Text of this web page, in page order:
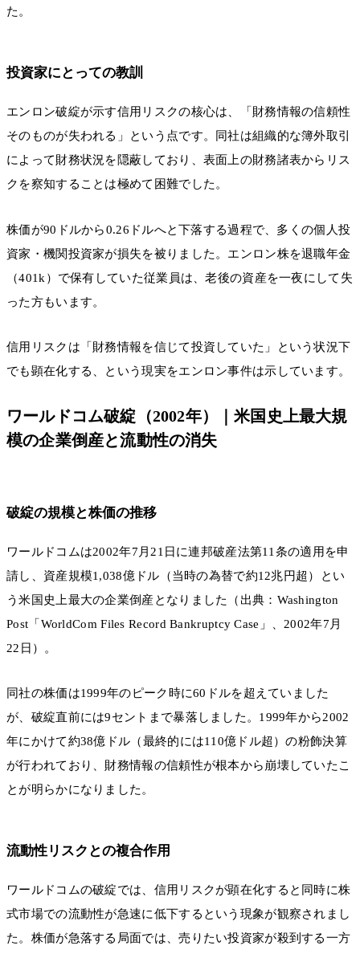
た。
投資家にとっての教訓
エンロン破綻が示す信用リスクの核心は、「財務情報の信頼性
そのものが失われる」という点です。同社は組織的な簿外取引
によって財務状況を隠蔽しており、表面上の財務諸表からリス
クを察知することは極めて困難でした。
株価が90ドルから0.26ドルへと下落する過程で、多くの個人投
資家・機関投資家が損失を被りました。エンロン株を退職年金
（401k）で保有していた従業員は、老後の資産を一夜にして失
った方もいます。
信用リスクは「財務情報を信じて投資していた」という状況下
でも顕在化する、という現実をエンロン事件は示しています。
ワールドコム破綻（2002年）｜米国史上最大規
模の企業倒産と流動性の消失
破綻の規模と株価の推移
ワールドコムは2002年7月21日に連邦破産法第11条の適用を申
請し、資産規模1,038億ドル（当時の為替で約12兆円超）とい
う米国史上最大の企業倒産となりました（出典：Washington
Post「WorldCom Files Record Bankruptcy Case」、2002年7月
22日）。
同社の株価は1999年のピーク時に60ドルを超えていました
が、破綻直前には9セントまで暴落しました。1999年から2002
年にかけて約38億ドル（最終的には110億ドル超）の粉飾決算
が行われており、財務情報の信頼性が根本から崩壊していたこ
とが明らかになりました。
流動性リスクとの複合作用
ワールドコムの破綻では、信用リスクが顕在化すると同時に株
式市場での流動性が急速に低下するという現象が観察されまし
た。株価が急落する局面では、売りたい投資家が殺到する一方